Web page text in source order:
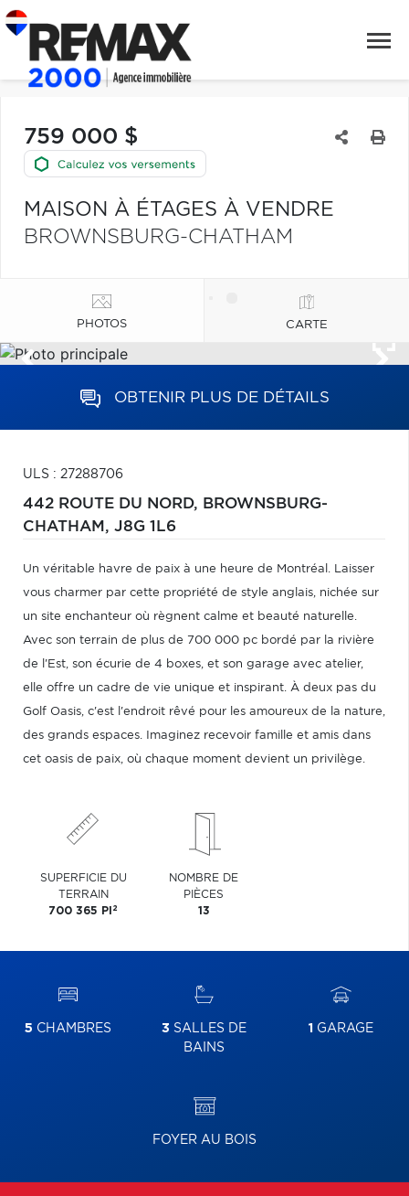
759 000 $
MAISON À ÉTAGES À VENDRE
BROWNSBURG-CHATHAM
PHOTOS CARTE
OBTENIR PLUS DE DÉTAILS
ULS : 27288706
442 ROUTE DU NORD, BROWNSBURG-
CHATHAM, J8G 1L6
Un véritable havre de paix à une heure de Montréal. Laisser
vous charmer par cette propriété de style anglais, nichée sur
un site enchanteur où règnent calme et beauté naturelle.
Avec son terrain de plus de 700 000 pc bordé par la rivière
de l'Est, son écurie de 4 boxes, et son garage avec atelier,
elle offre un cadre de vie unique et inspirant. À deux pas du
Golf Oasis, c'est l'endroit rêvé pour les amoureux de la nature,
des grands espaces. Imaginez recevoir famille et amis dans
cet oasis de paix, où chaque moment devient un privilège.
SUPERFICIE DU
TERRAIN
700 365 PI 2
NOMBRE DE
PIÈCES
13
5 CHAMBRES 3 SALLES DE
BAINS
1 GARAGE
FOYER AU BOIS